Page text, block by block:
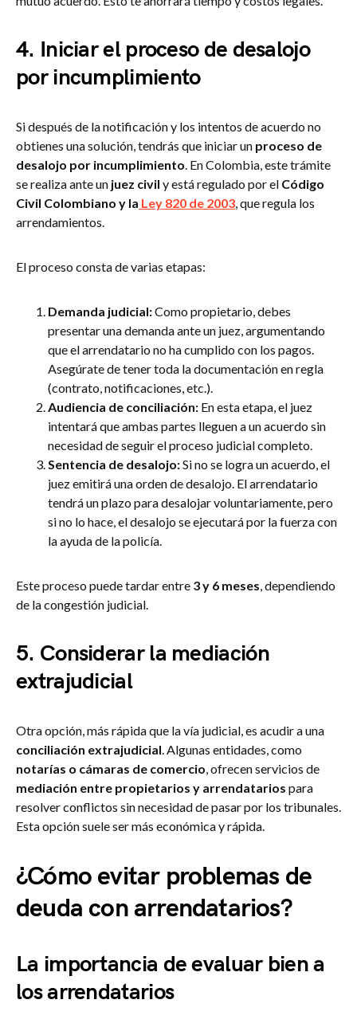
4. Iniciar el proceso de desalojo
por incumplimiento
Si después de la notificación y los intentos de acuerdo no
obtienes una solución, tendrás que iniciar un proceso de
desalojo por incumplimiento. En Colombia, este trámite
se realiza ante un juez civil y está regulado por el Código
Civil Colombiano y la Ley 820 de 2003, que regula los
arrendamientos.
El proceso consta de varias etapas:
Demanda judicial:Como propietario, debes
presentar una demanda ante un juez, argumentando
que el arrendatario no ha cumplido con los pagos.
Asegúrate de tener toda la documentación en regla
(contrato, notificaciones, etc.).
Audiencia de conciliación: En esta etapa, el juez
intentará que ambas partes lleguen a un acuerdo sin
necesidad de seguir el proceso judicial completo.
Sentencia de desalojo:Si no se logra un acuerdo, el
juez emitirá una orden de desalojo. El arrendatario
tendrá un plazo para desalojar voluntariamente, pero
si no lo hace, el desalojo se ejecutará por la fuerza con
la ayuda de la policía.
Este proceso puede tardar entre 3 y 6 meses, dependiendo
de la congestión judicial.
5. Considerar la mediación
extrajudicial
Otra opción, más rápida que la vía judicial, es acudir a una
conciliación extrajudicial. Algunas entidades, como
notarías o cámaras de comercio, ofrecen servicios de
mediación entre propietarios y arrendatarios para
resolver conflictos sin necesidad de pasar por los tribunales.
Esta opción suele ser más económica y rápida.
¿Cómo evitar problemas de
deuda con arrendatarios?
La importancia de evaluar bien a
los arrendatarios